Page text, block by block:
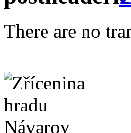
There are no